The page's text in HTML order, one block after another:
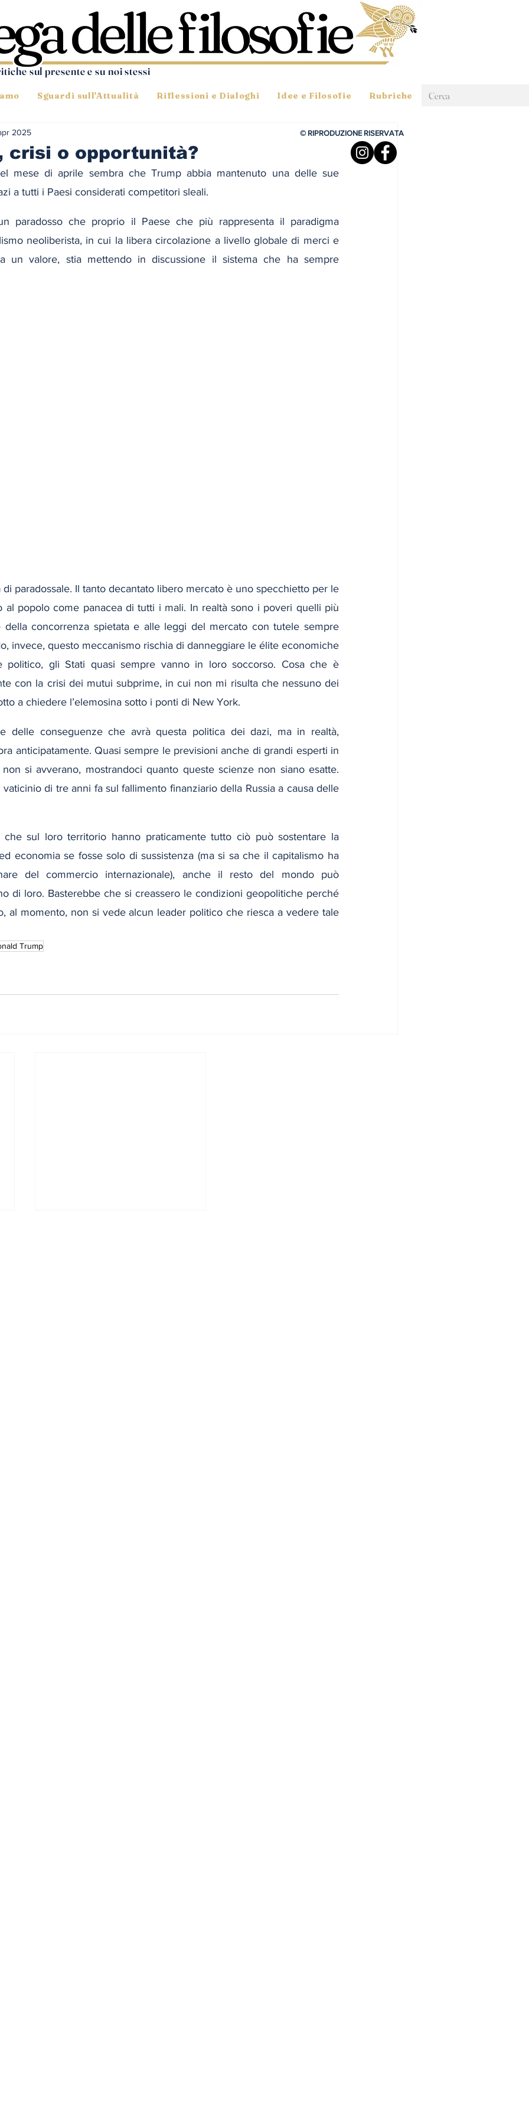
sul presente e su noi stessi
Sguardi sull'Attualità Riflessioni e Dialoghi Idee e Filosofie Rubriche
crisi o opportunità?
2025
mese di aprile sembra che Trump abbia mantenuto una delle sue
a tutti i Paesi considerati competitori sleali.
paradosso che proprio il Paese che più rappresenta il paradigma
neoliberista, in cui la libera circolazione a livello globale di merci e
un valore, stia mettendo in discussione il sistema che ha sempre
di paradossale. Il tanto decantato libero mercato è uno specchietto per le
al popolo come panacea di tutti i mali. In realtà sono i poveri quelli più
della concorrenza spietata e alle leggi del mercato con tutele sempre
invece, questo meccanismo rischia di danneggiare le élite economiche
politico, gli Stati quasi sempre vanno in loro soccorso. Cosa che è
con la crisi dei mutui subprime, in cui non mi risulta che nessuno dei
a chiedere l’elemosina sotto i ponti di New York.
delle conseguenze che avrà questa politica dei dazi, ma in realtà,
anticipatamente. Quasi sempre le previsioni anche di grandi esperti in
si avverano, mostrandoci quanto queste scienze non siano esatte.
di tre anni fa sul fallimento finanziario della Russia a causa delle
sul loro territorio hanno praticamente tutto ciò può sostentare la
economia se fosse solo di sussistenza (ma si sa che il capitalismo ha
del commercio internazionale), anche il resto del mondo può
di loro. Basterebbe che si creassero le condizioni geopolitiche perché
al momento, non si vede alcun leader politico che riesca a vedere tale
Trump
© RIPRODUZIONE RISERVATA